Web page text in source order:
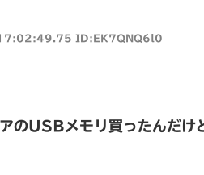
ID:EK7QNQ6l0
のUSBメモリ買ったんだけ